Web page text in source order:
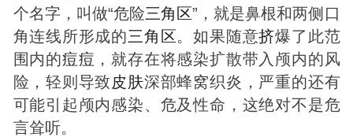
个名字，叫做“危险三角区”，就是鼻根和两侧口
角连线所形成的三角区。如果随意挤爆了此范
围内的痘痘 ，就存在将感染扩散带入颅内的风
险，轻则导致皮肤深部蜂窝织炎，严重的还有
可能引起颅内感染、危及性命，这绝对不是危
言耸听。